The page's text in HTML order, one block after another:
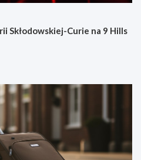
Skłodowskiej-Curie na 9 Hills